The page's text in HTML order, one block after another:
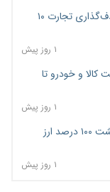
امضای تفاهم‌نامه تجاری ایران و پاکستان؛ هدف‌گذاری تجارت ۱۰
۱ روز پیش
کالا و خودرو تا
۱ روز پیش
فهرست کالاهای فولادی و فلزات مشمول بازگشت ۱۰۰ درصد ارز
۱ روز پیش